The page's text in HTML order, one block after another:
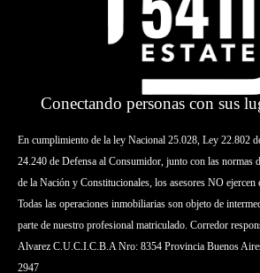
Conectando personas con sus
En cumplimiento de la ley Nacional 25.028, Ley 22.802
24.240 de Defensa al Consumidor, junto con las
de la Nación y Constitucionales, los asesores NO
Todas las operaciones inmobiliarias son objeto de
parte de nuestro profesional matriculado. Corredor
Alvarez C.U.C.I.C.B.A Nro: 8354 Provincia Buenos
2947